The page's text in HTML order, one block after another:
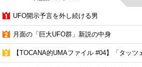
UFO開示予言を外し続ける男
月面の「巨大UFO群」新説の中身
【TOCANA的UMAファイル #04】「タッツ